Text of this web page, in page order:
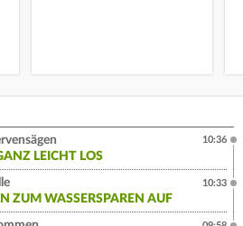
LEICHT LOS
10:36
ZUM WASSERSPAREN AUF
10:33